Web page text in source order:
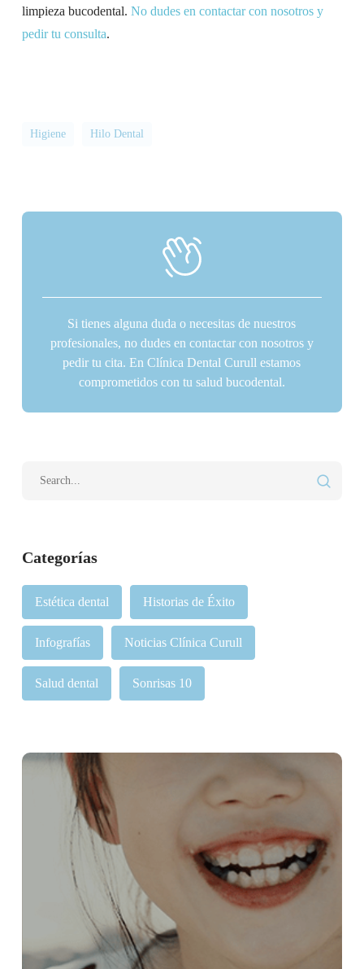
Categorías
Estética dental Historias de Éxito
Infografías Noticias Clínica Curull
Salud dental Sonrisas 10
limpieza bucodental. No dudes en contactar con nosotros y
pedir tu consulta.
Higiene Hilo Dental
Si tienes alguna duda o necesitas de nuestros
profesionales, no dudes en contactar con nosotros y
pedir tu cita. En Clínica Dental Curull estamos
comprometidos con tu salud bucodental.